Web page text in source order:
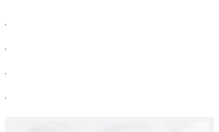
,
,
,
,